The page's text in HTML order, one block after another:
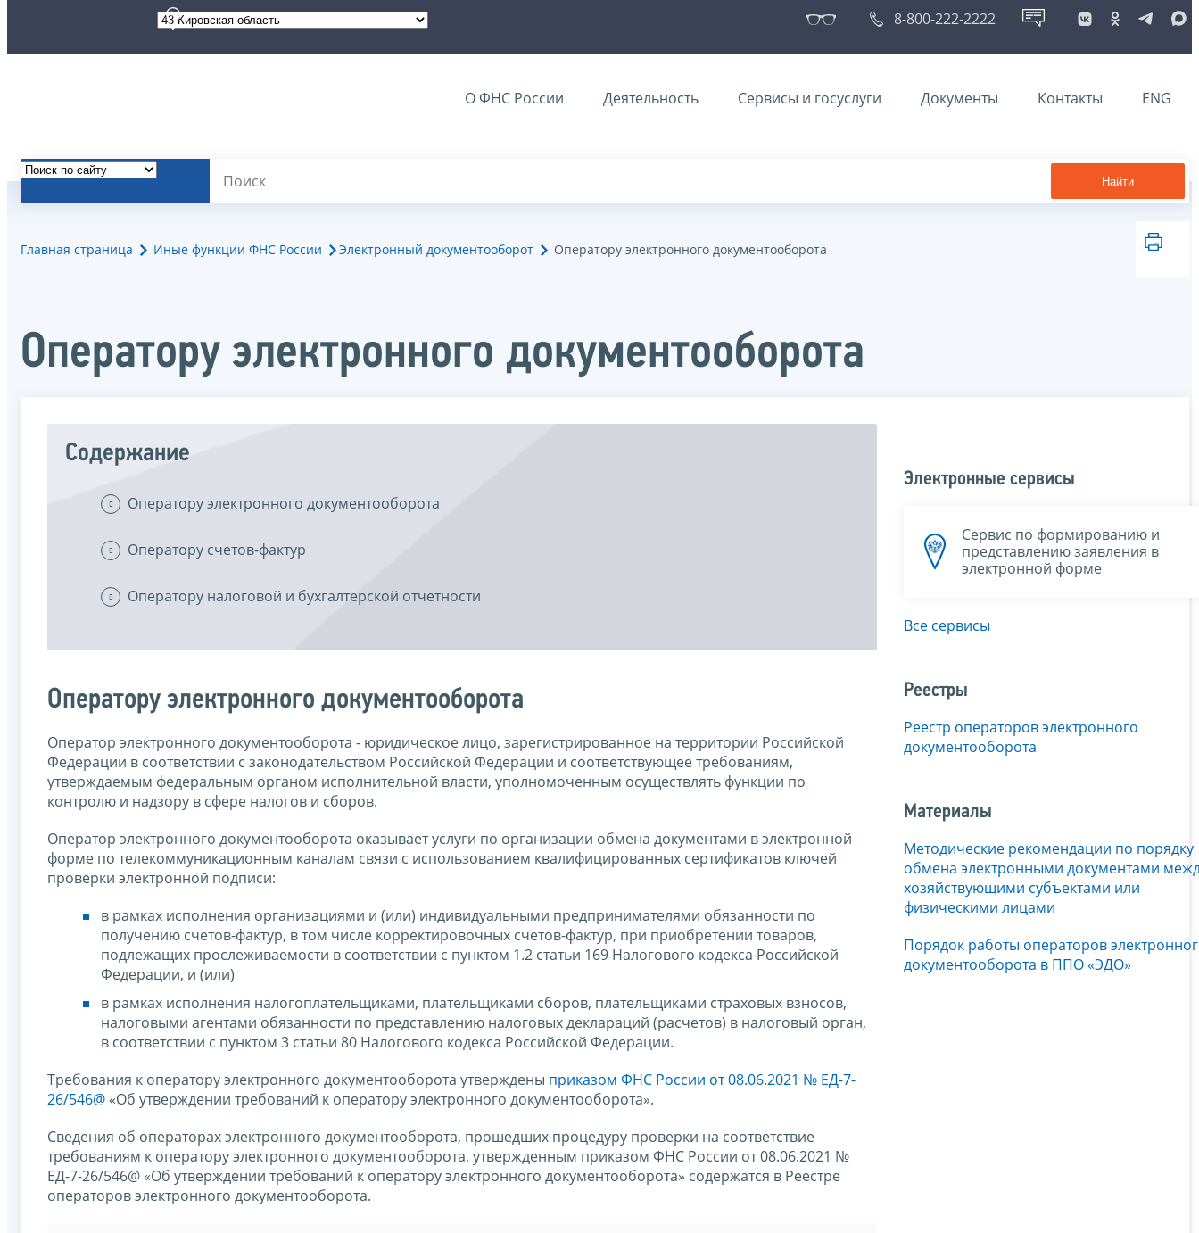
8-800-222-2222
О ФНС России Деятельность Сервисы и госуслуги Документы Контакты ENG
Найти
Главная страница Иные функции ФНС России Электронный документооборот Оператору электронного документооборота
Оператору электронного документооборота
Содержание
Оператору электронного документооборота
Оператору счетов-фактур
Оператору налоговой и бухгалтерской отчетности
Оператору электронного документооборота
Оператор электронного документооборота - юридическое лицо, зарегистрированное на территории Российской
Федерации в соответствии с законодательством Российской Федерации и соответствующее требованиям,
утверждаемым федеральным органом исполнительной власти, уполномоченным осуществлять функции по
контролю и надзору в сфере налогов и сборов.
Оператор электронного документооборота оказывает услуги по организации обмена документами в электронной
форме по телекоммуникационным каналам связи с использованием квалифицированных сертификатов ключей
проверки электронной подписи:
в рамках исполнения организациями и (или) индивидуальными предпринимателями обязанности по
получению счетов-фактур, в том числе корректировочных счетов-фактур, при приобретении товаров,
подлежащих прослеживаемости в соответствии с пунктом 1.2 статьи 169 Налогового кодекса Российской
Федерации, и (или)
в рамках исполнения налогоплательщиками, плательщиками сборов, плательщиками страховых взносов,
налоговыми агентами обязанности по представлению налоговых деклараций (расчетов) в налоговый орган,
в соответствии с пунктом 3 статьи 80 Налогового кодекса Российской Федерации.
Требования к оператору электронного документооборота утверждены приказом ФНС России от 08.06.2021 № ЕД-7-
26/546@ «Об утверждении требований к оператору электронного документооборота».
Сведения об операторах электронного документооборота, прошедших процедуру проверки на соответствие
требованиям к оператору электронного документооборота, утвержденным приказом ФНС России от 08.06.2021 №
ЕД-7-26/546@ «Об утверждении требований к оператору электронного документооборота» содержатся в Реестре
операторов электронного документооборота.
Электронные сервисы
Сервис по формированию и
представлению заявления в
электронной форме
Все сервисы
Реестры
Реестр операторов электронного
документооборота
Материалы
Методические рекомендации по порядку
обмена электронными документами
хозяйствующими субъектами или
физическими лицами
Порядок работы операторов
документооборота в ППО «ЭДО»